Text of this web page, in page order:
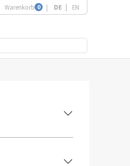
Warenkorb 0 DE EN